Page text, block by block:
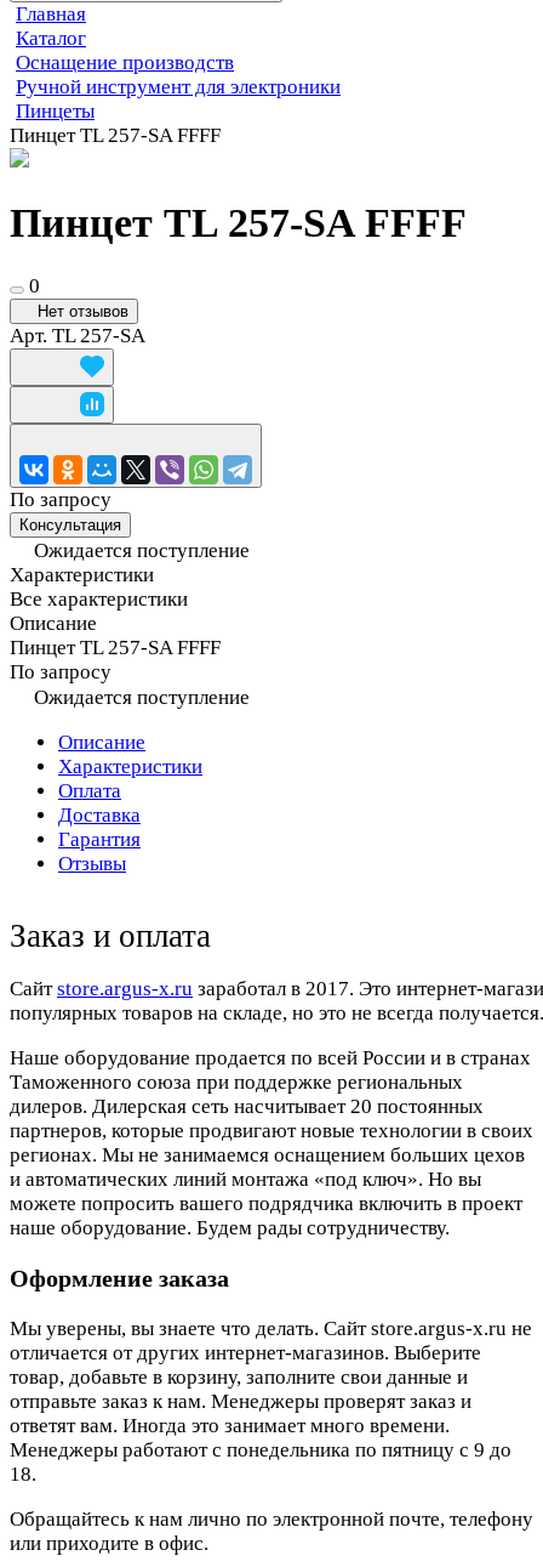
Главная
Каталог
Оснащение производств
Ручной инструмент для электроники
Пинцеты
Пинцет TL 257-SA FFFF
Пинцет TL 257-SA FFFF
0
Нет отзывов
Арт. TL 257-SA
По запросу
Консультация
Ожидается поступление
Характеристики
Все характеристики
Описание
Пинцет TL 257-SA FFFF
По запросу
Ожидается поступление
Описание
Характеристики
Оплата
Доставка
Гарантия
Отзывы
Заказ и оплата
Cайтstore.argus-x.ru заработал в 2017. Это интернет-
популярных товаров на складе, но это не всегда
Наше оборудование продается по всей России и в странах
Таможенного союза при поддержке региональных
дилеров. Дилерская сеть насчитывает 20 постоянных
партнеров, которые продвигают новые технологии в своих
регионах. Мы не занимаемся оснащением больших цехов
и автоматических линий монтажа «под ключ». Но вы
можете попросить вашего подрядчика включить в проект
наше оборудование. Будем рады сотрудничеству.
Оформление заказа
Мы уверены, вы знаете что делать. Сайт store.argus-x.ru не
отличается от других интернет-магазинов. Выберите
товар, добавьте в корзину, заполните свои данные и
отправьте заказ к нам. Менеджеры проверят заказ и
ответят вам. Иногда это занимает много времени.
Менеджеры работают с понедельника по пятницу с 9 до
18.
Обращайтесь к нам лично по электронной почте, телефону
или приходите в офис.